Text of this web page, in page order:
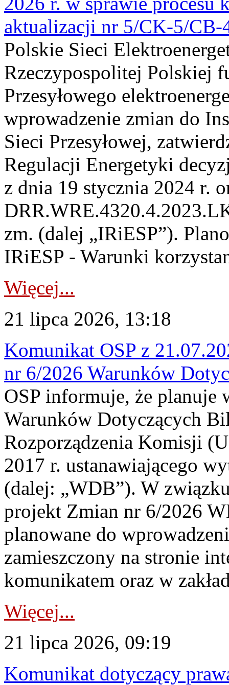
aktualizacji nr 5/CK-5/CB-
Polskie Sieci
Rzeczypospolitej Polskiej
Przesyłowego
wprowadzenie zmian do
Sieci Przesyłowej,
Regulacji Energetyki
z dnia 19 stycznia 2024 r.
zm. (dalej „IRiESP”).
IRiESP - Warunki
Więcej...
21 lipca 2026, 13:18
Komunikat OSP z
nr 6/2026 Warunków
OSP informuje, że planuje
Warunków Dotyczących
Rozporządzenia Komisji
2017 r. ustanawiającego
(dalej: „WDB”). W
projekt Zmian nr 6/2026
planowane do
zamieszczony na stronie
komunikatem oraz w
Więcej...
21 lipca 2026, 09:19
Komunikat dotyczący